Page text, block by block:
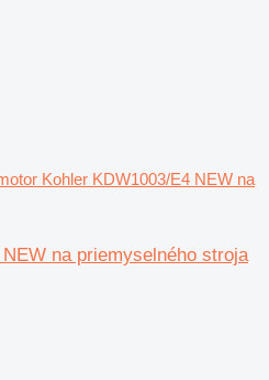
Kohler KDW1003/E4 NEW na
na priemyselného stroja